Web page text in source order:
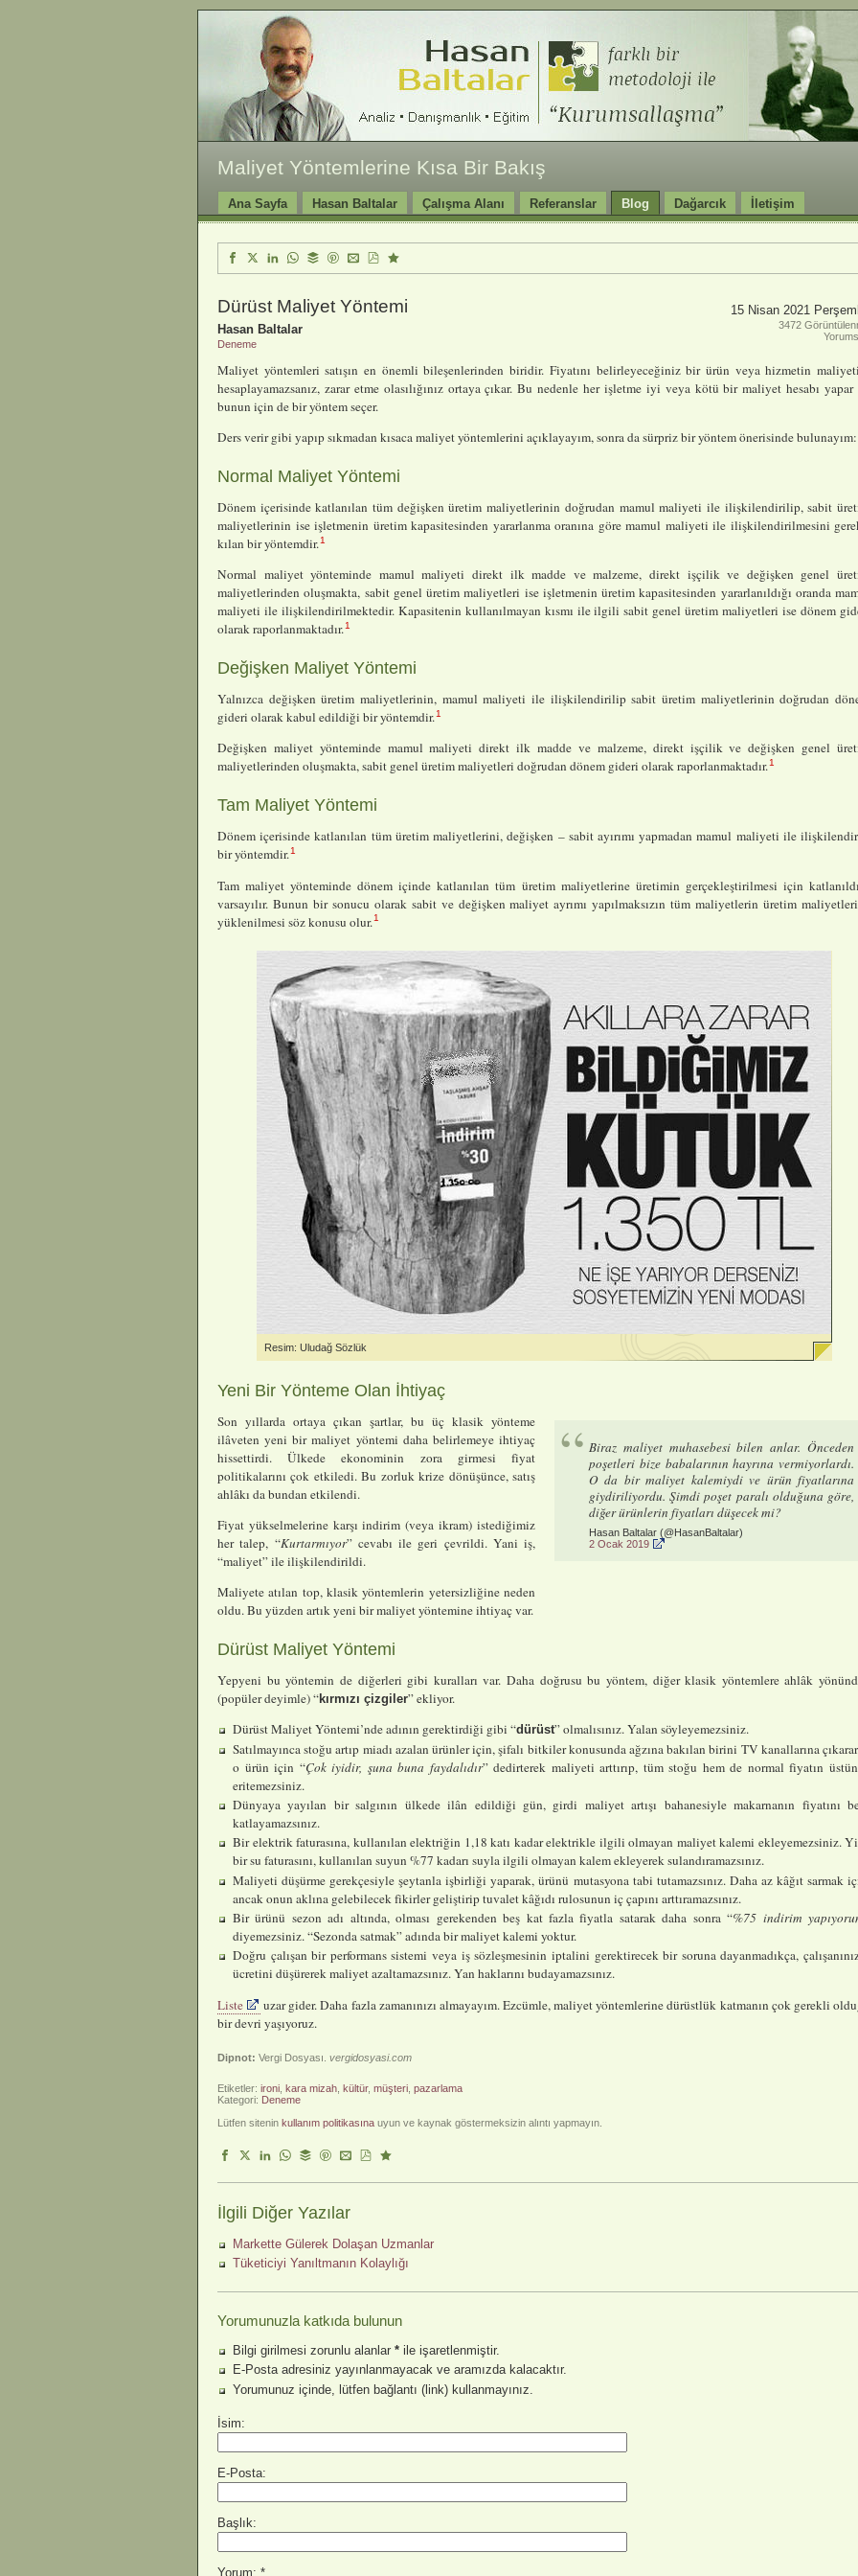
Maliyet Yöntemlerine Kısa Bir Bakış
Ana Sayfa Hasan Baltalar Çalışma Alanı Referanslar Blog Dağarcık İletişim
Dürüst Maliyet Yöntemi
Hasan Baltalar
Deneme
15 Nisan 2021
3472
Maliyet yöntemleri satışın en önemli bileşenlerinden biridir. Fiyatını belirleyeceğiniz bir ürün veya hizmetin
hesaplayamazsanız, zarar etme olasılığınız ortaya çıkar. Bu nedenle her işletme iyi veya kötü bir maliyet hesabı yapar
bunun için de bir yöntem seçer.
Ders verir gibi yapıp sıkmadan kısaca maliyet yöntemlerini açıklayayım, sonra da sürpriz bir yöntem önerisinde bulunayım:
Normal Maliyet Yöntemi
Dönem içerisinde katlanılan tüm değişken üretim maliyetlerinin doğrudan mamul maliyeti ile ilişkilendirilip, sabit
maliyetlerinin ise işletmenin üretim kapasitesinden yararlanma oranına göre mamul maliyeti ile ilişkilendirilmesini
kılan bir yöntemdir.1
Normal maliyet yönteminde mamul maliyeti direkt ilk madde ve malzeme, direkt işçilik ve değişken genel
maliyetlerinden oluşmakta, sabit genel üretim maliyetleri ise işletmenin üretim kapasitesinden yararlanıldığı oranda
maliyeti ile ilişkilendirilmektedir. Kapasitenin kullanılmayan kısmı ile ilgili sabit genel üretim maliyetleri ise dönem
olarak raporlanmaktadır.1
Değişken Maliyet Yöntemi
Yalnızca değişken üretim maliyetlerinin, mamul maliyeti ile ilişkilendirilip sabit üretim maliyetlerinin doğrudan
gideri olarak kabul edildiği bir yöntemdir.1
Değişken maliyet yönteminde mamul maliyeti direkt ilk madde ve malzeme, direkt işçilik ve değişken genel
maliyetlerinden oluşmakta, sabit genel üretim maliyetleri doğrudan dönem gideri olarak raporlanmaktadır.1
Tam Maliyet Yöntemi
Dönem içerisinde katlanılan tüm üretim maliyetlerini, değişken – sabit ayırımı yapmadan mamul maliyeti ile
bir yöntemdir.1
Tam maliyet yönteminde dönem içinde katlanılan tüm üretim maliyetlerine üretimin gerçekleştirilmesi için
varsayılır. Bunun bir sonucu olarak sabit ve değişken maliyet ayrımı yapılmaksızın tüm maliyetlerin üretim
yüklenilmesi söz konusu olur.1
Resim: Uludağ Sözlük
Yeni Bir Yönteme Olan İhtiyaç
Biraz maliyet muhasebesi bilen anlar. Önceden
poşetleri bize babalarının hayrına vermiyorlardı.
O da bir maliyet kalemiydi ve ürün fiyatlarına
giydiriliyordu. Şimdi poşet paralı olduğuna göre,
diğer ürünlerin fiyatları düşecek mi?
Hasan Baltalar (@HasanBaltalar)
2 Ocak 2019
Son yıllarda ortaya çıkan şartlar, bu üç klasik yönteme
ilâveten yeni bir maliyet yöntemi daha belirlemeye ihtiyaç
hissettirdi. Ülkede ekonominin zora girmesi fiyat
politikalarını çok etkiledi. Bu zorluk krize dönüşünce, satış
ahlâkı da bundan etkilendi.
Fiyat yükselmelerine karşı indirim (veya ikram) istediğimiz
her talep, “Kurtarmıyor” cevabı ile geri çevrildi. Yani iş,
“maliyet” ile ilişkilendirildi.
Maliyete atılan top, klasik yöntemlerin yetersizliğine neden
oldu. Bu yüzden artık yeni bir maliyet yöntemine ihtiyaç var.
Dürüst Maliyet Yöntemi
Yepyeni bu yöntemin de diğerleri gibi kuralları var. Daha doğrusu bu yöntem, diğer klasik yöntemlere ahlâk
(popüler deyimle) “kırmızı çizgiler” ekliyor.
Dürüst Maliyet Yöntemi’nde adının gerektirdiği gibi “dürüst” olmalısınız. Yalan söyleyemezsiniz.
Satılmayınca stoğu artıp miadı azalan ürünler için, şifalı bitkiler konusunda ağzına bakılan birini TV kanallarına
o ürün için “Çok iyidir, şuna buna faydalıdır” dedirterek maliyeti arttırıp, tüm stoğu hem de normal fiyatın
eritemezsiniz.
Dünyaya yayılan bir salgının ülkede ilân edildiği gün, girdi maliyet artışı bahanesiyle makarnanın fiyatını
katlayamazsınız.
Bir elektrik faturasına, kullanılan elektriğin 1,18 katı kadar elektrikle ilgili olmayan maliyet kalemi ekleyemezsiniz.
bir su faturasını, kullanılan suyun %77 kadarı suyla ilgili olmayan kalem ekleyerek sulandıramazsınız.
Maliyeti düşürme gerekçesiyle şeytanla işbirliği yaparak, ürünü mutasyona tabi tutamazsınız. Daha az kâğıt sarmak
ancak onun aklına gelebilecek fikirler geliştirip tuvalet kâğıdı rulosunun iç çapını arttıramazsınız.
Bir ürünü sezon adı altında, olması gerekenden beş kat fazla fiyatla satarak daha sonra “%75 indirim
diyemezsiniz. “Sezonda satmak” adında bir maliyet kalemi yoktur.
Doğru çalışan bir performans sistemi veya iş sözleşmesinin iptalini gerektirecek bir soruna dayanmadıkça,
ücretini düşürerek maliyet azaltamazsınız. Yan haklarını budayamazsınız.
Liste
uzar gider. Daha fazla zamanınızı almayayım. Ezcümle, maliyet yöntemlerine dürüstlük katmanın çok gerekli
bir devri yaşıyoruz.
Dipnot: Vergi Dosyası. vergidosyasi.com
Etiketler: ironi kara mizah kültür, müşteri pazarlama
Kategori: Deneme
Lütfen sitenin kullanım politikasına uyun ve kaynak göstermeksizin alıntı yapmayın.
İlgili Diğer Yazılar
Markette Gülerek Dolaşan Uzmanlar
Tüketiciyi Yanıltmanın Kolaylığı
Yorumunuzla katkıda bulunun
Bilgi girilmesi zorunlu alanlar * ile işaretlenmiştir.
E-Posta adresiniz yayınlanmayacak ve aramızda kalacaktır.
Yorumunuz içinde, lütfen bağlantı (link) kullanmayınız.
İsim:
E-Posta:
Başlık:
Yorum: *